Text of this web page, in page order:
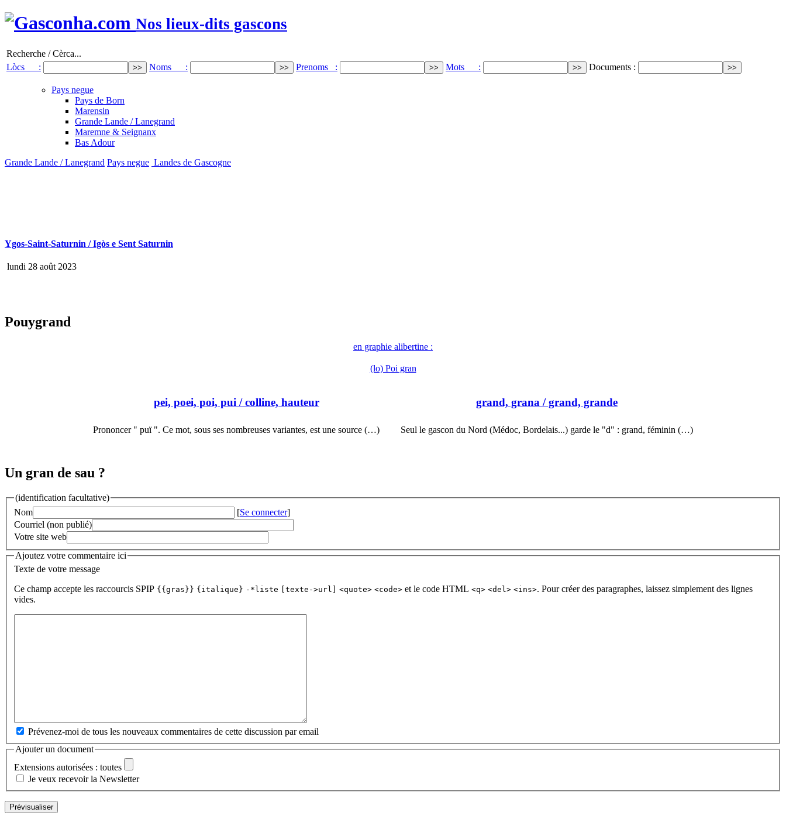
Nos lieux-dits gascons
Recherche / Cèrca...
Lòcs :
Noms : Prenoms : Mots : Documents :
Pays negue
Pays de Born
Marensin
Grande Lande / Lanegrand
Maremne & Seignanx
Bas Adour
Grande Lande / Lanegrand Pays negue Landes de Gascogne
Ygos-Saint-Saturnin / Igòs e Sent Saturnin
lundi 28 août 2023
Pouygrand
en graphie alibertine :
(lo) Poi gran
pei, poei, poi, pui / colline, hauteur
Prononcer " puï ". Ce mot, sous ses nombreuses variantes, est une source (…)
grand, grana / grand, grande
Seul le gascon du Nord (Médoc, Bordelais...) garde le "d" : grand, féminin (…)
Un gran de sau ?
(identification facultative)
Nom
[Se connecter]
Courriel (non publié)
Votre site web
Ajoutez votre commentaire ici
Texte de votre message
Ce champ accepte les raccourcis SPIP {{gras}} {italique} -*liste [texte->url] <quote> <code> et le code HTML <q> <del> <ins>. Pour créer des paragraphes, laissez simplement des lignes
vides.
Prévenez-moi de tous les nouveaux commentaires de cette discussion par email
Ajouter un document
Extensions autorisées : toutes
Je veux recevoir la Newsletter